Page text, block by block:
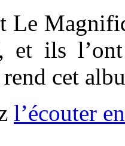
Le
et ils
cet
l’écouter